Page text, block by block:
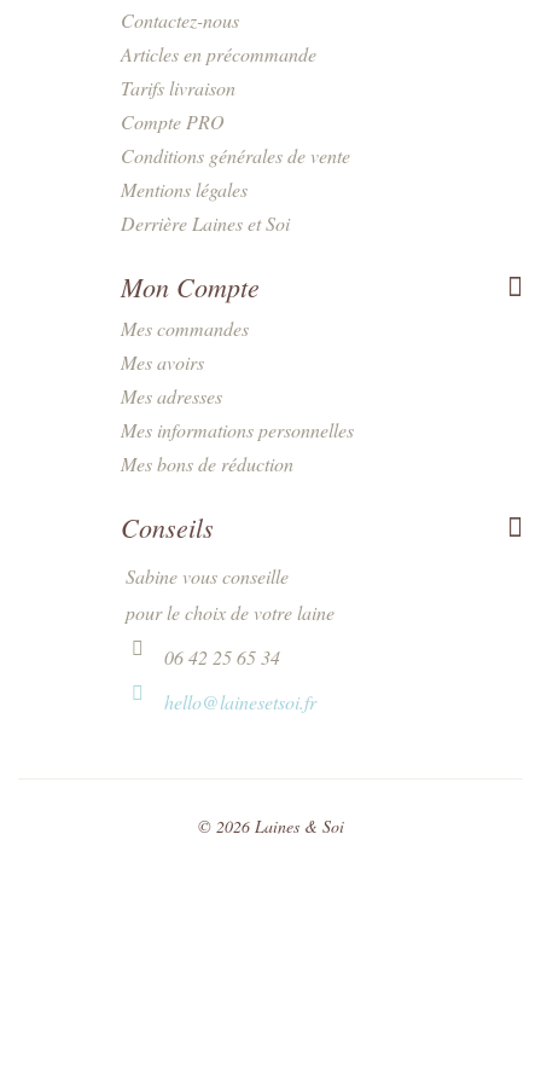
Contactez-nous
Articles en précommande
Tarifs livraison
Compte PRO
Conditions générales de vente
Mentions légales
Derrière Laines et Soi
© 2026Laines & Soi
Mon Compte
Mes commandes
Mes avoirs
Mes adresses
Mes informations personnelles
Mes bons de réduction
Conseils
Sabine vous conseille
pour le choix de votre laine
06 42 25 65 34
hello@lainesetsoi.fr